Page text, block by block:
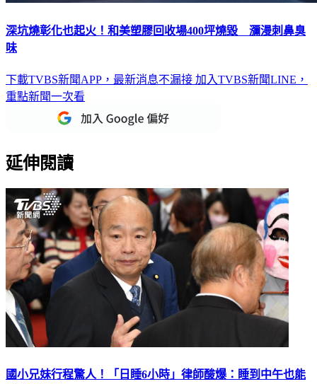
深坑燒彰化也起火！和美塑膠回收場400坪燒毀 瀰漫刺鼻臭
味
下載TVBS新聞APP，最新消息不漏接 加入TVBS新聞LINE，
重點新聞一次看
延伸閱讀
國小兄妹行程驚人！「日睡6小時」律師酸爆：睡到中午也能